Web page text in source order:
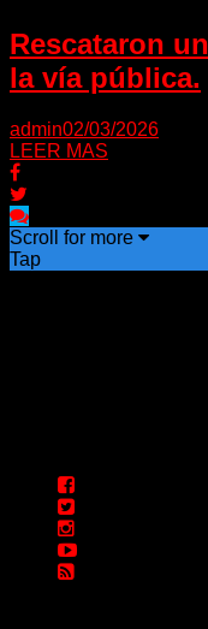
Rescataron
la vía pública.
admin02/03/2026
LEER MAS
Scroll for more
Tap